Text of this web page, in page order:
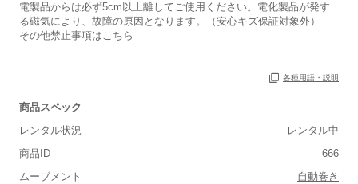
電製品からは必ず5cm以上離してご使用ください。電化製品が発す
る磁気により、故障の原因となります。（安心キズ保証対象外）
その他禁止事項はこちら
各種用語・説明
商品スペック
レンタル状況
レンタル中
商品ID
666
ムーブメント
自動巻き